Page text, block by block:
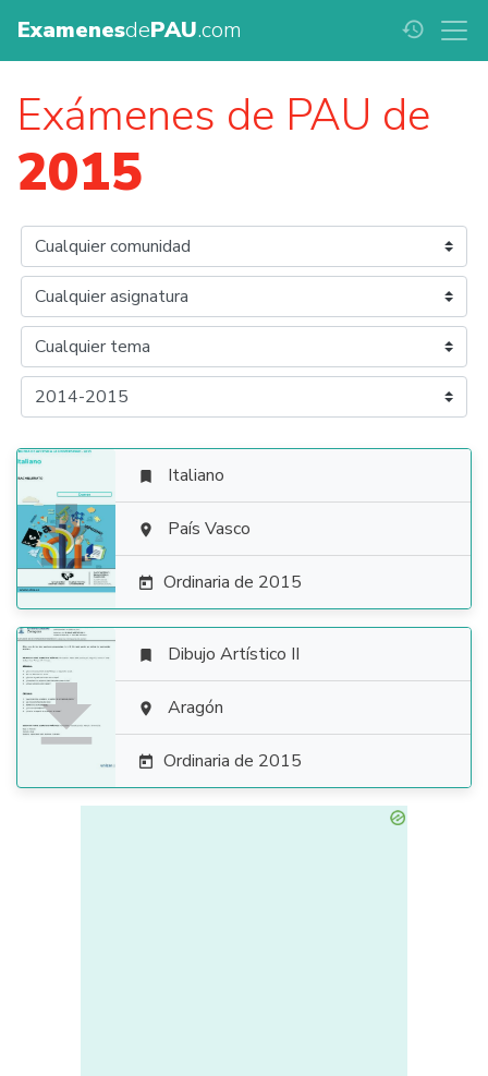
ExamenesdePAU.com history
Exámenes de PAU de
2015

 Italiano
 País Vasco
 Ordinaria de 2015

 Dibujo Artístico II
 Aragón
 Ordinaria de 2015